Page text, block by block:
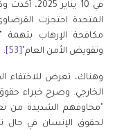
في 10 يناير
المتحدة احتجزت
مكافحة الإرهاب بتهمة
وتقويض الأمن العام" [53]
.
وهناك، تعرض للاختفاء
الخارجي. وصرح خبراء حقوق
"مخاوفهم الشديدة من
لحقوق الإنسان في حال